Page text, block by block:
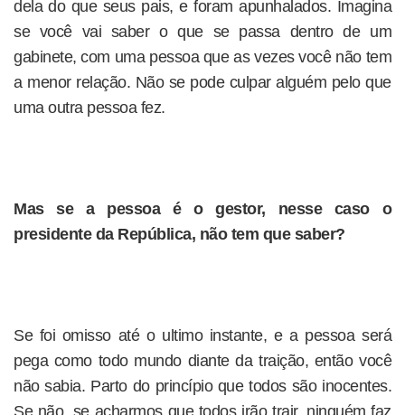
dela do que seus pais, e foram apunhalados. Imagina
se você vai saber o que se passa dentro de um
gabinete, com uma pessoa que as vezes você não tem
a menor relação. Não se pode culpar alguém pelo que
uma outra pessoa fez.
Mas se a pessoa é o gestor, nesse caso o
presidente da República, não tem que saber?
Se foi omisso até o ultimo instante, e a pessoa será
pega como todo mundo diante da traição, então você
não sabia. Parto do princípio que todos são inocentes.
Se não, se acharmos que todos irão trair, ninguém faz